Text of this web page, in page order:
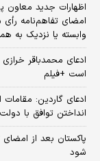
امضای تفاهم‌نامه
وابسته یا نزدیک به
ادعای محمدباقر
است +فیلم
ادعای گاردین:
انداختن توافق با
پاکستان بعد از امضای
شود